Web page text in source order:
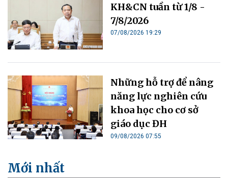
KH&CN tuần từ 1/8 -
7/8/2026
07/08/2026 19:29
Những hỗ trợ để nâng
năng lực nghiên cứu
khoa học cho cơ sở
giáo dục ĐH
09/08/2026 07:55
Mới nhất